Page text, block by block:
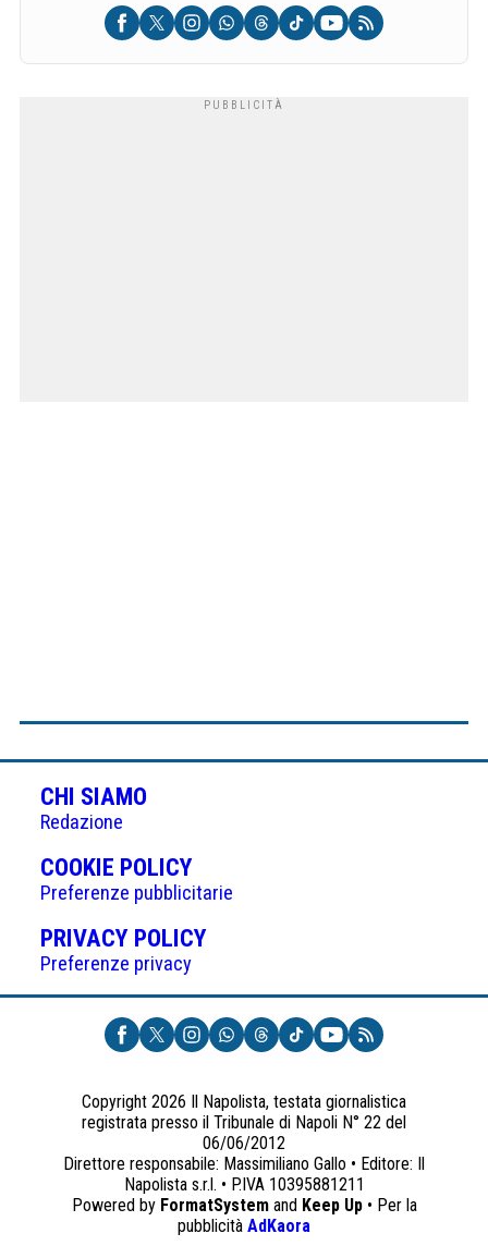
CHI SIAMO
Redazione
COOKIE POLICY(APRE
IN
UNA
NUOVA
Preferenze pubblicitarie
PRIVACY POLICY(APRE
UNA
NUOVA
SCHEDA)
Preferenze privacy
Copyright 2026 Il Napolista, testata giornalistica
registrata presso il Tribunale di Napoli N° 22 del
06/06/2012
Direttore responsabile: Massimiliano Gallo • Editore: Il
Napolista s.r.l. • P.IVA 10395881211
Powered by FormatSystemand Keep Up• Per la
pubblicità AdKaora